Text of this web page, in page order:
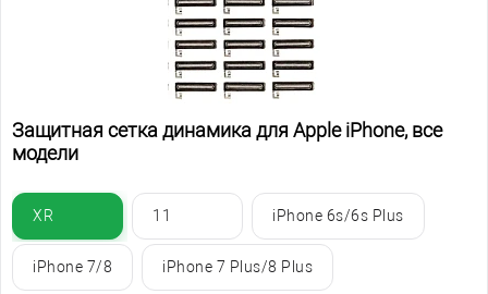
Защитная сетка динамика для Apple iPhone, все
модели
XR 11 iPhone 6s/6s Plus
iPhone 7/8 iPhone 7 Plus/8 Plus